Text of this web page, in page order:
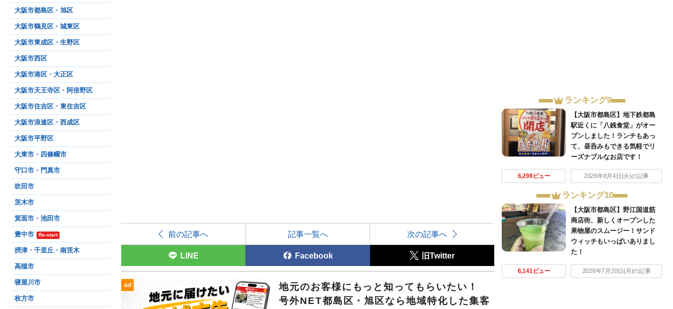
前の記事へ 記事一覧へ 次の記事へ
LINE Facebook 旧Twitter
ad
地元のお客様にもっと知ってもらいたい！
号外NET都島区・旭区なら地域特化した集客
ランキング9
【大阪市都島区】地下鉄都島
駅近くに「八銭食堂」がオー
プンしました！ランチもあっ
て、昼呑みもできる気軽でリ
ーズナブルなお店です！
6,298ビュー 2026年8月4日(火)の記事
ランキング10
【大阪市都島区】野江国道筋
商店街、新しくオープンした
果物屋のスムージー！サンド
ウィッチもいっぱいありまし
た！
6,141ビュー 2026年7月20日(月)の記事
大阪市都島区・旭区
大阪市鶴見区・城東区
大阪市東成区・生野区
大阪市西区
大阪市港区・大正区
大阪市天王寺区・阿倍野区
大阪市住吉区・東住吉区
大阪市浪速区・西成区
大阪市平野区
大東市・四條畷市
守口市・門真市
吹田市
茨木市
箕面市・池田市
豊中市 Re-start
摂津・千里丘・南茨木
高槻市
寝屋川市
枚方市